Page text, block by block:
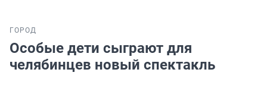
ГОРОД
Особые дети сыграют для
челябинцев новый спектакль